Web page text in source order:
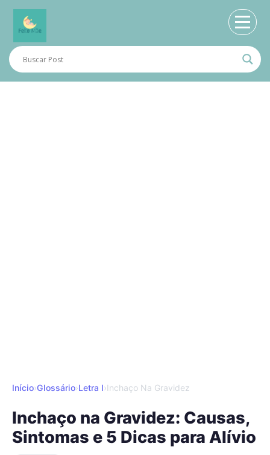
Início›Glossário›Letra I›Inchaço Na Gravidez
Inchaço na Gravidez: Causas,
Sintomas e 5 Dicas para Alívio